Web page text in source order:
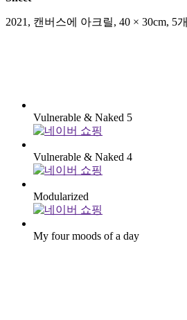
2021 , 캔버스에 아크릴, 40 × 30cm, 5개
Vulnerable & Naked 5
Vulnerable & Naked 4
Modularized
My four moods of a day